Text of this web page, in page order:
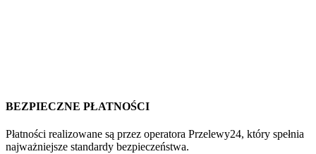
BEZPIECZNE PŁATNOŚCI
Płatności realizowane są przez operatora Przelewy24, który spełnia
najważniejsze standardy bezpieczeństwa.